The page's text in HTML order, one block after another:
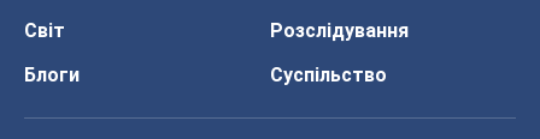
Світ
Розслідування
Блоги
Суспільство